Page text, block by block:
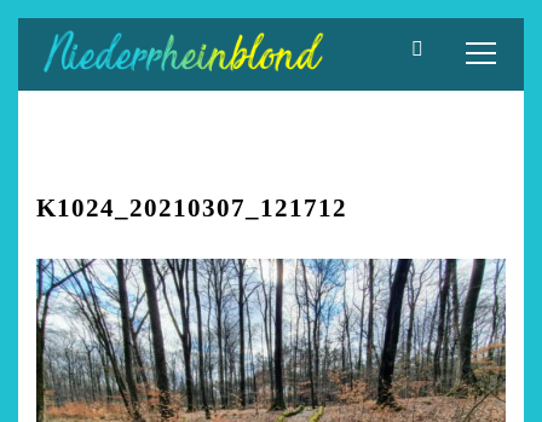
Zum
Inhalt
springen
K1024_20210307_121712